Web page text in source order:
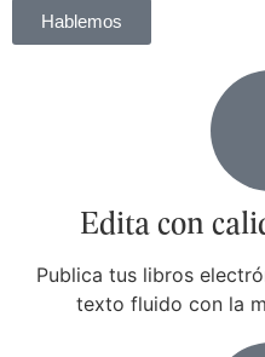
Hablemos
Edita con
Publica tus libros
texto fluido con la